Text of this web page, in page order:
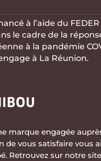
à l’aide du FEDER
le cadre de la
à la pandémie
à La Réunion.
marque engagée
de vous satisfaire vous
Retrouvez sur notre